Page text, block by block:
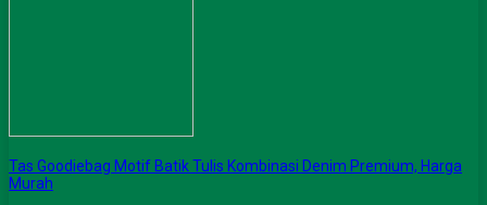
Tas Goodiebag Motif Batik Tulis Kombinasi Denim Premium, Harga
Murah